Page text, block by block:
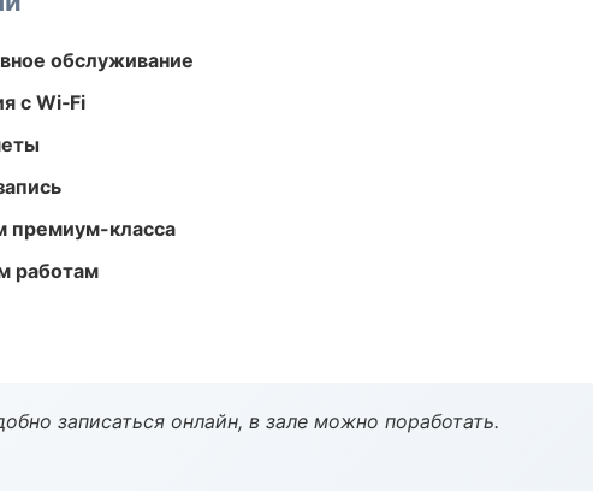
обслуживание
с Wi‑Fi
премиум-класса
работам
записаться онлайн, в зале можно поработать.